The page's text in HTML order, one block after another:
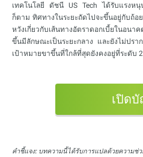
เทคโนโลยี ดัชนี US Tech ได้รับแรงหนุ
ก็ตาม ทิศทางในระยะถัดไปจะขึ้นอยู่กับถ้อ
หวังเกี่ยวกับเส้นทางอัตราดอกเบี้ยในอน
ขึ้นมีลักษณะเป็นระยะกลาง และยังไม่ปร
เป้าหมายขาขึ้นที่ใกล้ที่สุดยังคงอยู่ที่ระดับ
เปิด
คำชี้แจง:บทความนี้ได้รับการแปลด้วยความช่ว